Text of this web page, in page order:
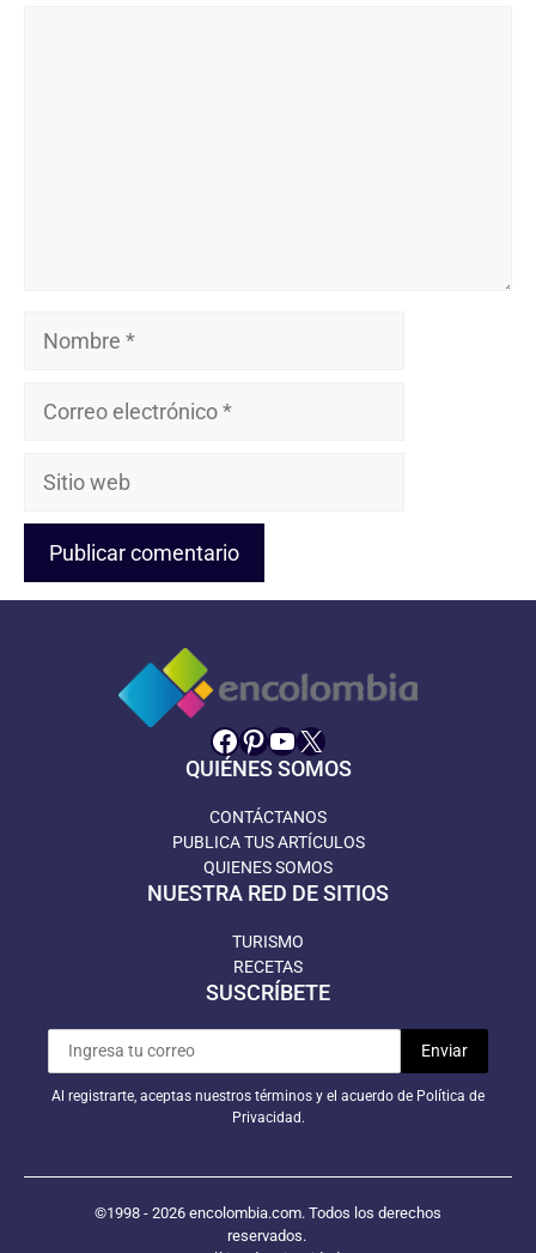
Nombre
Sitio
Facebook
Pinterest
YouTube
X
QUIÉNES SOMOS
CONTÁCTANOS
PUBLICA TUS ARTÍCULOS
QUIENES SOMOS
NUESTRA RED DE SITIOS
TURISMO
RECETAS
SUSCRÍBETE
Al registrarte, aceptas nuestros términos y el acuerdo de Política de
Privacidad.
©1998 - 2026 encolombia.com. Todos los derechos
reservados.